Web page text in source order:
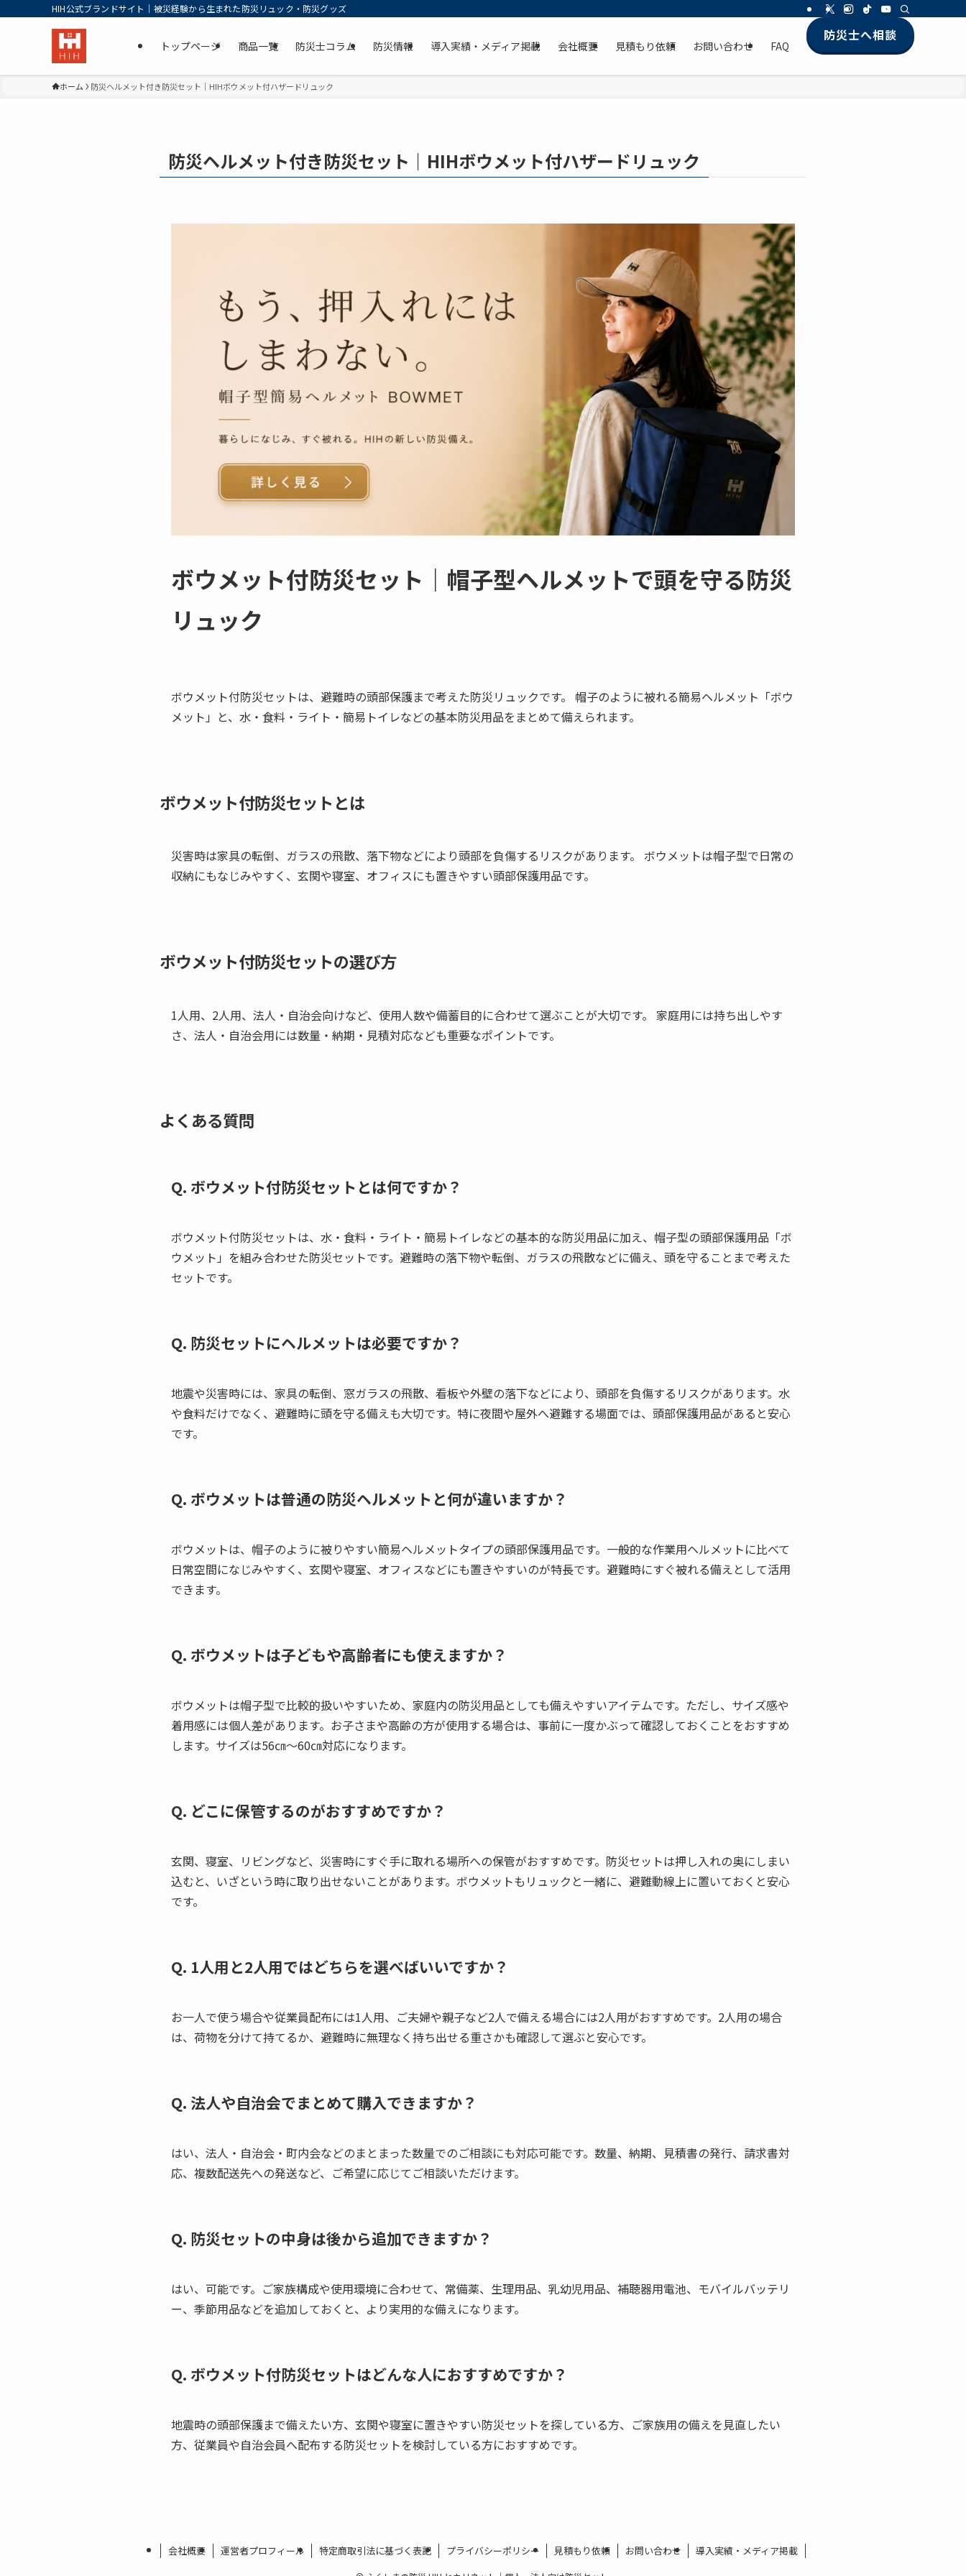
HIH公式ブランドサイト｜被災経験から生まれた防災リュック・防災グッズ
トップページ 商品一覧 防災士コラム 防災情報 導入実績・メディア掲載 会社概要 見積もり依頼 お問い合わせ FAQ
防災士へ相談
ホーム 防災ヘルメット付き防災セット｜HIHボウメット付ハザードリュック
防災ヘルメット付き防災セット｜HIHボウメット付ハザードリュック
ボウメット付防災セット｜帽子型ヘルメットで頭を守る防災
リュック
ボウメット付防災セットは、避難時の頭部保護まで考えた防災リュックです。 帽子のように被れる簡易ヘルメット「ボウ
メット」と、水・食料・ライト・簡易トイレなどの基本防災用品をまとめて備えられます。
ボウメット付防災セットとは
災害時は家具の転倒、ガラスの飛散、落下物などにより頭部を負傷するリスクがあります。 ボウメットは帽子型で日常の
収納にもなじみやすく、玄関や寝室、オフィスにも置きやすい頭部保護用品です。
ボウメット付防災セットの選び方
1人用、2人用、法人・自治会向けなど、使用人数や備蓄目的に合わせて選ぶことが大切です。 家庭用には持ち出しやす
さ、法人・自治会用には数量・納期・見積対応なども重要なポイントです。
よくある質問
Q. ボウメット付防災セットとは何ですか？
ボウメット付防災セットは、水・食料・ライト・簡易トイレなどの基本的な防災用品に加え、帽子型の頭部保護用品「ボ
ウメット」を組み合わせた防災セットです。避難時の落下物や転倒、ガラスの飛散などに備え、頭を守ることまで考えた
セットです。
Q. 防災セットにヘルメットは必要ですか？
地震や災害時には、家具の転倒、窓ガラスの飛散、看板や外壁の落下などにより、頭部を負傷するリスクがあります。水
や食料だけでなく、避難時に頭を守る備えも大切です。特に夜間や屋外へ避難する場面では、頭部保護用品があると安心
です。
Q. ボウメットは普通の防災ヘルメットと何が違いますか？
ボウメットは、帽子のように被りやすい簡易ヘルメットタイプの頭部保護用品です。一般的な作業用ヘルメットに比べて
日常空間になじみやすく、玄関や寝室、オフィスなどにも置きやすいのが特長です。避難時にすぐ被れる備えとして活用
できます。
Q. ボウメットは子どもや高齢者にも使えますか？
ボウメットは帽子型で比較的扱いやすいため、家庭内の防災用品としても備えやすいアイテムです。ただし、サイズ感や
着用感には個人差があります。お子さまや高齢の方が使用する場合は、事前に一度かぶって確認しておくことをおすすめ
します。サイズは56㎝～60㎝対応になります。
Q. どこに保管するのがおすすめですか？
玄関、寝室、リビングなど、災害時にすぐ手に取れる場所への保管がおすすめです。防災セットは押し入れの奥にしまい
込むと、いざという時に取り出せないことがあります。ボウメットもリュックと一緒に、避難動線上に置いておくと安心
です。
Q. 1人用と2人用ではどちらを選べばいいですか？
お一人で使う場合や従業員配布には1人用、ご夫婦や親子など2人で備える場合には2人用がおすすめです。2人用の場合
は、荷物を分けて持てるか、避難時に無理なく持ち出せる重さかも確認して選ぶと安心です。
Q. 法人や自治会でまとめて購入できますか？
はい、法人・自治会・町内会などのまとまった数量でのご相談にも対応可能です。数量、納期、見積書の発行、請求書対
応、複数配送先への発送など、ご希望に応じてご相談いただけます。
Q. 防災セットの中身は後から追加できますか？
はい、可能です。ご家族構成や使用環境に合わせて、常備薬、生理用品、乳幼児用品、補聴器用電池、モバイルバッテリ
ー、季節用品などを追加しておくと、より実用的な備えになります。
Q. ボウメット付防災セットはどんな人におすすめですか？
地震時の頭部保護まで備えたい方、玄関や寝室に置きやすい防災セットを探している方、ご家族用の備えを見直したい
方、従業員や自治会員へ配布する防災セットを検討している方におすすめです。
会社概要 運営者プロフィール 特定商取引法に基づく表記 プライバシーポリシー 見積もり依頼 お問い合わせ 導入実績・メディア掲載